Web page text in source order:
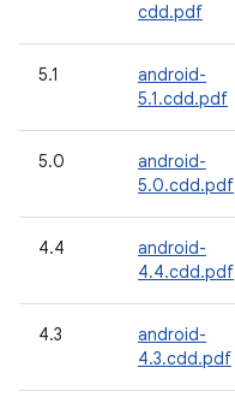
cdd.pdf
5.1
android-
5.1.cdd.pdf
5.0
android-
5.0.cdd.pdf
4.4
android-
4.4.cdd.pdf
4.3
android-
4.3.cdd.pdf